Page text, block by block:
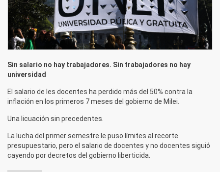
Sin salario no hay trabajadores. Sin trabajadores no hay
universidad
El salario de les docentes ha perdido más del 50% contra la
inflación en los primeros 7 meses del gobierno de Milei.
Una licuación sin precedentes.
La lucha del primer semestre le puso límites al recorte
presupuestario, pero el salario de docentes y no docentes siguió
cayendo por decretos del gobierno liberticida.